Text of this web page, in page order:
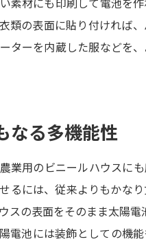
類の表面に貼り付ければ
ターを内蔵した服などを
なる多機能性
業用のビニールハウスに
るには、従来よりもかな
スの表面をそのまま太陽電
電池には装飾としての機